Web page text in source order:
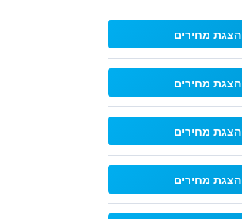
הצגת מחירים
הצגת מחירים
הצגת מחירים
הצגת מחירים